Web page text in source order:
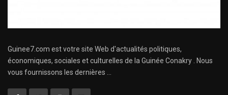
Guinee7.com est votre site Web d'actualités politiques,
économiques, sociales et culturelles de la Guinée Conakry . Nous
vous fournissons les dernières ...